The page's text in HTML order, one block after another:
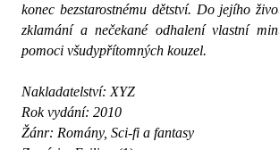
konec bezstarostnému dětství. Do jejího
zklamání a nečekané odhalení vlastní
pomoci všudypřítomných kouzel.
Nakladatelství: XYZ
Rok vydání: 2010
Žánr: Romány, Sci-fi a fantasy